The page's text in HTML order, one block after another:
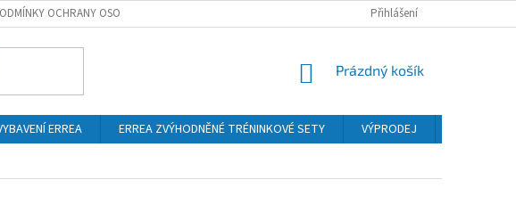
OCHRANY OSOBNÍCH ÚDAJŮ Přihlášení
NÁKUPNÍ
Prázdný košík
ERREA ERREA ZVÝHODNĚNÉ TRÉNINKOVÉ SETY VÝPRODEJ